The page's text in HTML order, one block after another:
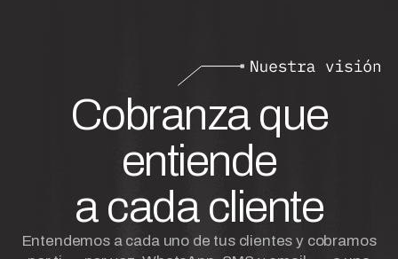
Cobranza que
entiende
a cada cliente
Entendemos a cada uno de tus clientes y cobramos